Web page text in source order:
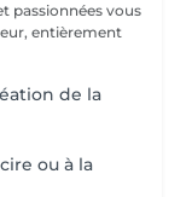
passionnées vous
entièrement
de la
ou à la